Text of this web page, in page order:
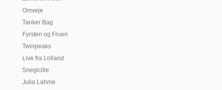
Omveje
Tanker Bag
Fyrsten og Fruen
Twinpeaks
Live fra Lolland
Sneglcille
Julia Lahme